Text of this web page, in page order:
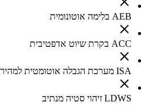
AEB בלימה אוטונומית
ACC בקרת שיוט אדפטיבית
ISA מערכת הגבלה אוטומטית למהירות הרכב
LDWS זיהוי סטיה מנתיב